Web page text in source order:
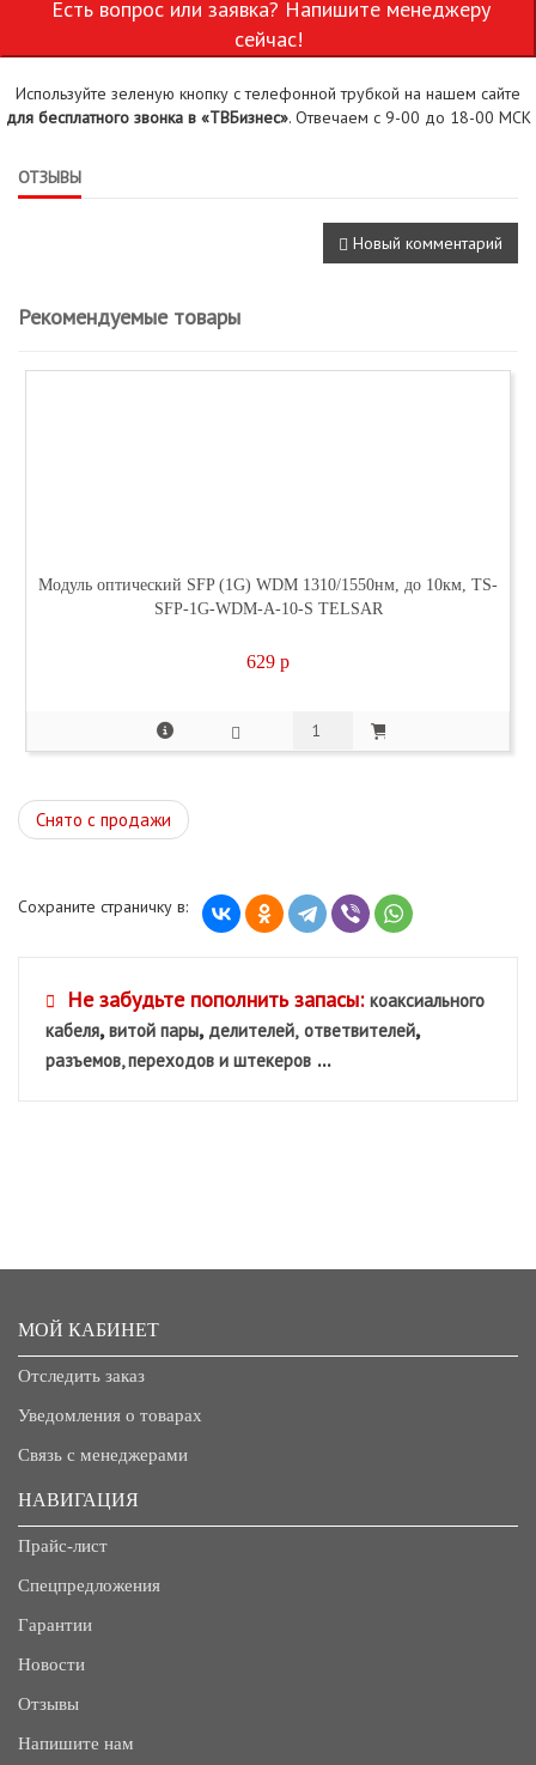
сейчас!
Используйте зеленую кнопку с телефонной трубкой на нашем сайте
для бесплатного звонка в «ТВБизнес». Отвечаем с 9-00 до 18-00 МСК
ОТЗЫВЫ
Новый комментарий
Рекомендуемые товары
Модуль оптический SFP (1G) WDM 1310/1550нм, до 10км, TS-
SFP-1G-WDM-A-10-S TELSAR
629 p
Снято с продажи
Сохраните страничку в:
Не забудьте пополнить запасы: коаксиального
кабеля,витой пары, делителей, ответвителей,
разъемов, переходов и штекеров ...
МОЙ КАБИНЕТ
Отследить заказ
Уведомления о товарах
Связь с менеджерами
НАВИГАЦИЯ
Прайс-лист
Спецпредложения
Гарантии
Новости
Отзывы
Напишите нам